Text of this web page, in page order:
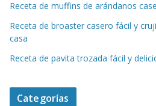
Receta de muffins de arándanos
Receta de broaster casero fácil y
casa
Receta de pavita trozada fácil y
Categorías